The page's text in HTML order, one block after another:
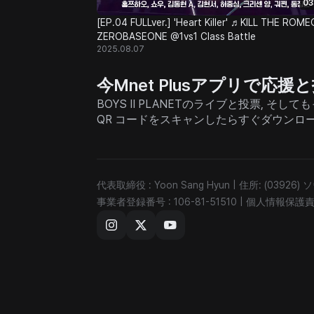
[EP.04 FULLver.] 'Heart Killer' ♬KILL THE
ZEROBASEONE @1vs1 Class Battle
2025.08.07
今Mnet Plusアプリで応援
BOYS II PLANETのライブと投票, そして
QR コードをスキャンしたらすぐダウンロ
代表取締役 : Yoon Sang Hyun
住所: (03926)
事業者登録番号 : 106-81-51510
個人情報保護